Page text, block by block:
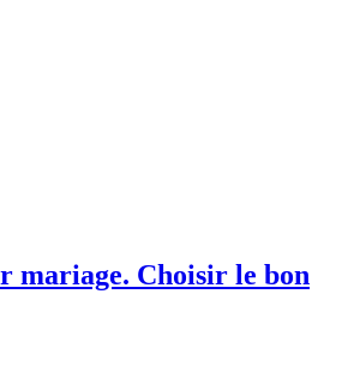
mariage. Choisir le bon